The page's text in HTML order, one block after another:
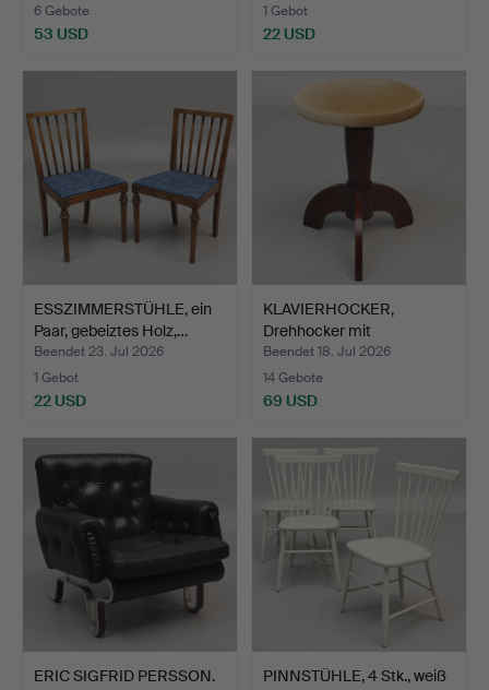
6 Gebote
53 USD
1 Gebot
22 USD
ESSZIMMERSTÜHLE, ein
Paar, gebeiztes Holz,…
Beendet 23. Jul 2026
1 Gebot
22 USD
KLAVIERHOCKER,
Drehhocker mit
Plüschpolste…
Beendet 18. Jul 2026
14 Gebote
69 USD
ERIC SIGFRID PERSSON.
PINNSTÜHLE, 4 Stk., weiß